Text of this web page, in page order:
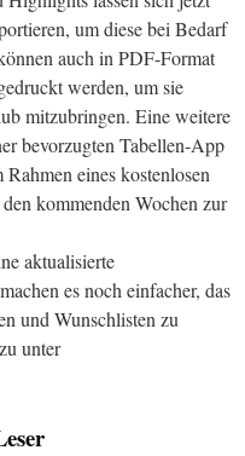
um diese bei Bedarf
auch in PDF-Format
werden, um sie
mitzubringen. Eine weitere
bevorzugten Tabellen-App
eines kostenlosen
kommenden Wochen zur
aktualisierte
es noch einfacher, das
und Wunschlisten zu
unter